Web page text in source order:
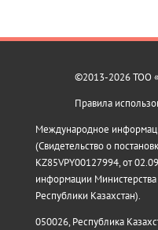
©2013-2026 ТОО
Правила
Международное
(Свидетельство о
KZ85VPY00127994, от
информации
Республики Казахстан).
050026, Республика